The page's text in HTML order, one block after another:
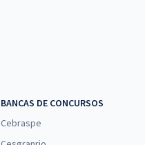
BANCAS DE CONCURSOS
Cebraspe